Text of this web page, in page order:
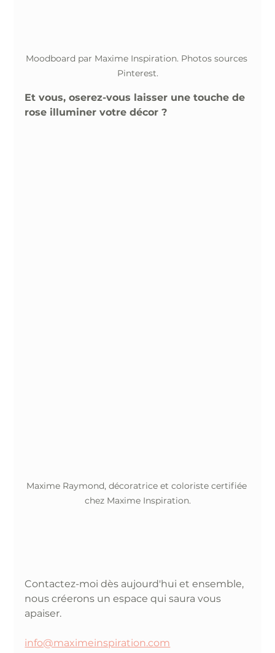
Moodboard par Maxime Inspiration. Photos sources
Pinterest.
Et vous, oserez-vous laisser une touche de
rose illuminer votre décor ?
Maxime Raymond, décoratrice et coloriste certifiée
chez Maxime Inspiration.
Contactez-moi dès aujourd'hui et ensemble,
nous créerons un espace qui saura vous
apaiser.
info@maximeinspiration.com